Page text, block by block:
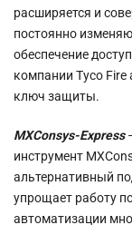
расширяется и
постоянно
обеспечение
компании Tyco Fire
ключ защиты.
MXConsys-Express
инструмент
альтернативный
упрощает работу
автоматизации